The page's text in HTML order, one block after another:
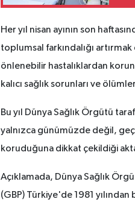
Her yıl nisan ayının son
toplumsal farkındalığı
önlenebilir hastalıklardan
kalıcı sağlık sorunları ve
Bu yıl Dünya Sağlık Örgütü
yalnızca günümüzde değil,
koruduğuna dikkat çekildiği
Açıklamada, Dünya Sağlık
(GBP) Türkiye'de 1981